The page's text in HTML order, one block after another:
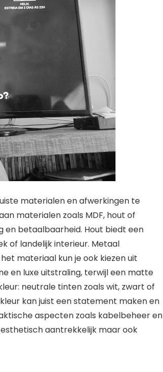
materialen en afwerkingen te
materialen zoals MDF, hout of
en betaalbaarheid. Hout biedt een
of landelijk interieur. Metaal
materiaal kun je ook kiezen uit
en luxe uitstraling, terwijl een matte
neutrale tinten zoals wit, zwart of
kan juist een statement maken en
aspecten zoals kabelbeheer en
aantrekkelijk maar ook